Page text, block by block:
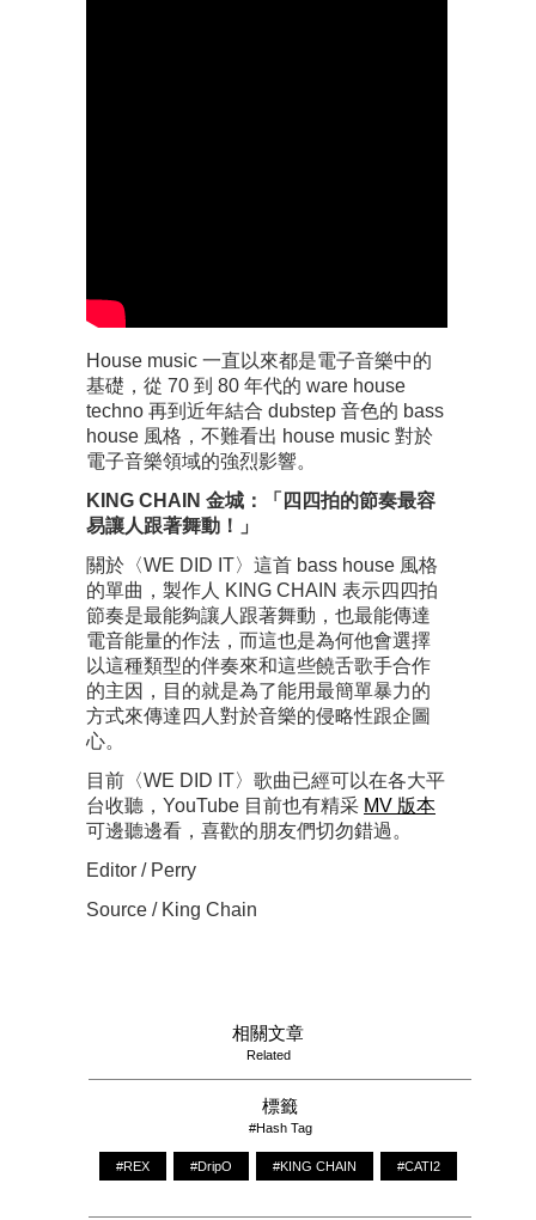
House music 一直以來都是電子音樂中的
基礎，從 70 到 80 年代的 ware house
techno 再到近年結合 dubstep 音色的 bass
house 風格，不難看出 house music 對於
電子音樂領域的強烈影響。
KING CHAIN 金城：「四四拍的節奏最容
易讓人跟著舞動！」
關於〈WE DID IT〉這首 bass house 風格
的單曲，製作人 KING CHAIN 表示四四拍
節奏是最能夠讓人跟著舞動，也最能傳達
電音能量的作法，而這也是為何他會選擇
以這種類型的伴奏來和這些饒舌歌手合作
的主因，目的就是為了能用最簡單暴力的
方式來傳達四人對於音樂的侵略性跟企圖
心。
目前〈WE DID IT〉歌曲已經可以在各大平
台收聽，YouTube 目前也有精采 MV 版本
可邊聽邊看，喜歡的朋友們切勿錯過。
Editor / Perry
Source / King Chain
相關文章
Related
標籤
#Hash Tag
#REX #DripO #KING CHAIN #CATI2